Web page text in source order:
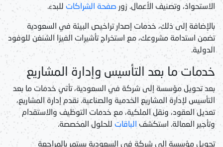
الاستحواذ، وتصنيف الأعمال. زور صفحة الشراكات للبدء.
بالإضافة إلى ذلك، خدمات إصدار تراخيص البيئة في السعودية
تضمن استدامة مشروعك، معاستخراج تأشيرات الفيزا الشنغنللوفود
الدولية.
خدمات ما بعد التأسيس وإدارة المشاريع
بعدتحويل مؤسسة إلى شركة في السعودية، تأتي خدمات ما بعد
التأسيس لإدارة المشاريع الخدمية والصناعية. نقدم إدارة المشاريع،
تعديل العقود، ونقل الملكية، مع خدمات التوظيف والاستقدام
وتأجير العمالة . استكشف الباقات للحلول المخصصة.
تحويل مؤسسة إلى شركة في السعودية يستمر بالمراجعة